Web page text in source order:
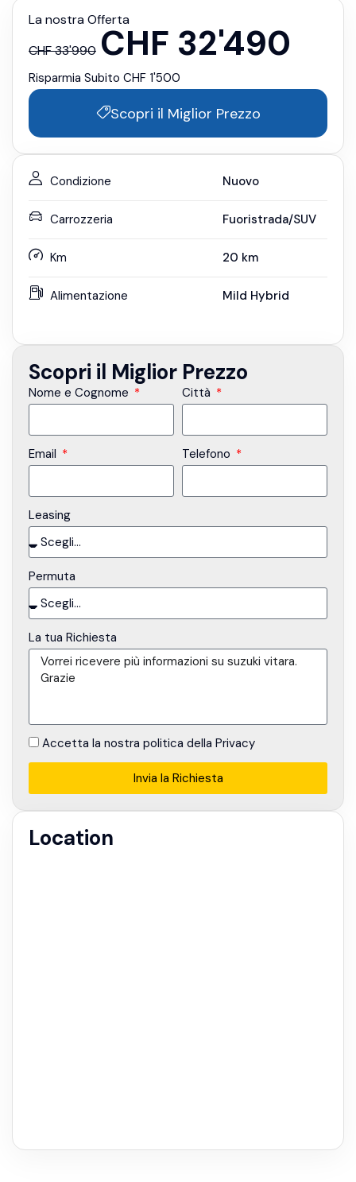
La nostra Offerta
CHF33'990 CHF 32'490
Risparmia Subito CHF 1'500
Scopri il Miglior Prezzo
Condizione Nuovo
Carrozzeria Fuoristrada/SUV
Km 20 km
Alimentazione Mild Hybrid
Scopri il Miglior Prezzo
Nome e Cognome Città
Email Telefono
Leasing
Permuta
La tua Richiesta
Accetta la nostra politica della Privacy
Invia la Richiesta
Location